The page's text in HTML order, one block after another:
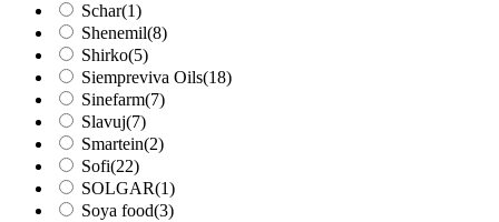
Schar(1)
Shenemil(8)
Shirko(5)
Siempreviva Oils(18)
Sinefarm(7)
Slavuj(7)
Smartein(2)
Sofi(22)
SOLGAR(1)
Soya food(3)